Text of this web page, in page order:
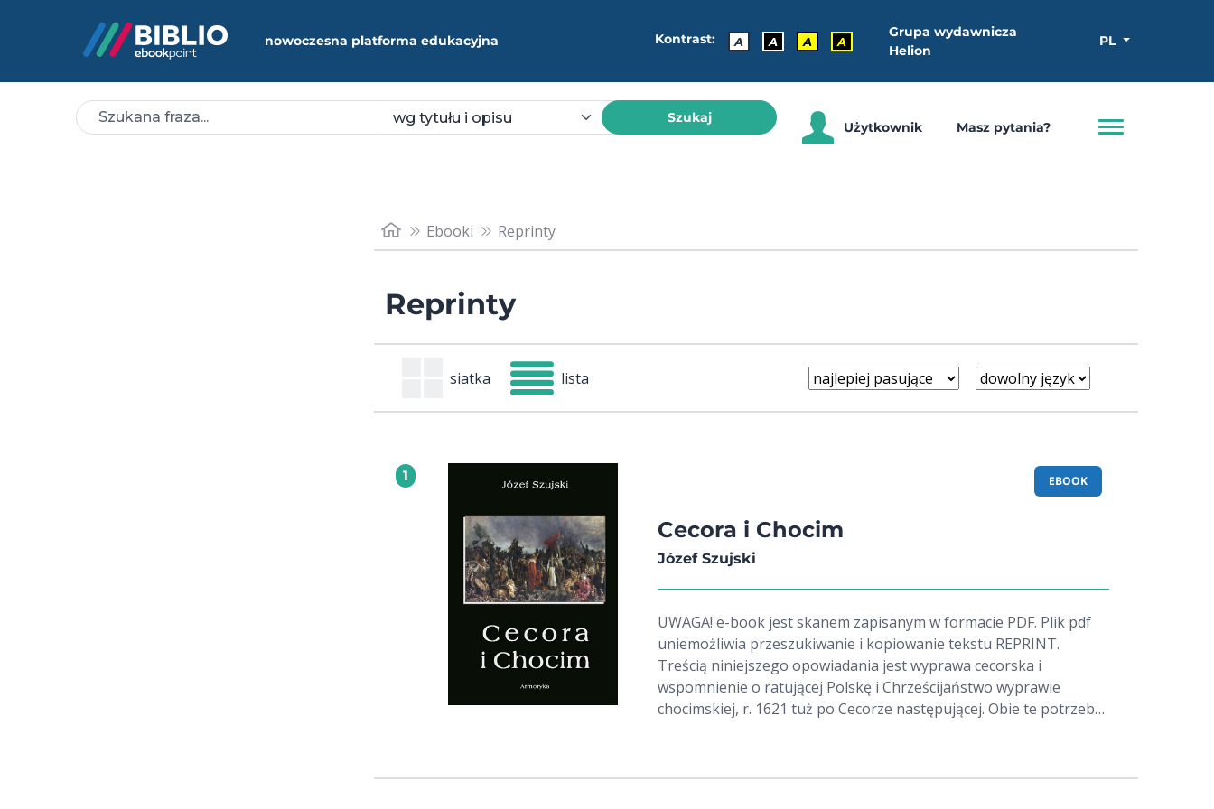
nowoczesna platforma edukacyjna Kontrast: A A A A
Grupa wydawnicza
Helion
PL
Szukaj
Użytkownik Masz pytania?
Ebooki Reprinty
Reprinty
siatka lista
1 EBOOK
Cecora i Chocim
Józef Szujski
UWAGA! e-book jest skanem zapisanym w formacie PDF. Plik pdf
uniemożliwia przeszukiwanie i kopiowanie tekstu REPRINT.
Treścią niniejszego opowiadania jest wyprawa cecorska i
wspomnienie o ratującej Polskę i Chrześcijaństwo wyprawie
chocimskiej, r. 1621 tuż po Cecorze następującej. Obie te potrzeby,
powstanie z upadku, rezultat grzechów i rezultat wejścia w siebie i